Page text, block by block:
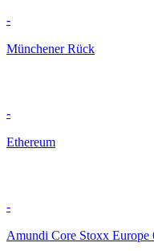
-
Münchener Rück
-
Ethereum
-
Amundi Core Stoxx